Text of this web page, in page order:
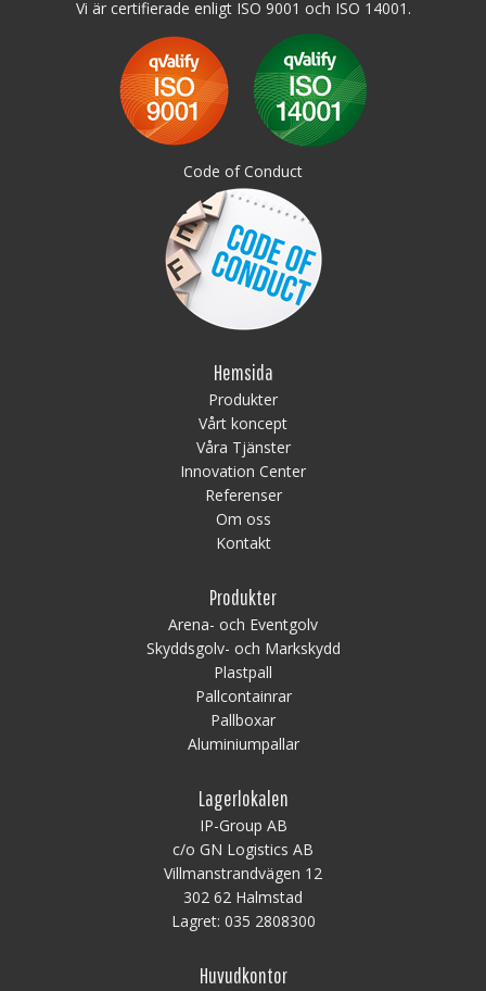
Vi är certifierade enligt ISO 9001 och ISO 14001.
Code of Conduct
Hemsida
Produkter
Vårt koncept
Våra Tjänster
Innovation Center
Referenser
Om oss
Kontakt
Produkter
Arena- och Eventgolv
Skyddsgolv- och Markskydd
Plastpall
Pallcontainrar
Pallboxar
Aluminiumpallar
Lagerlokalen
IP-Group AB
c/o GN Logistics AB
Villmanstrandvägen 12
302 62 Halmstad
Lagret: 035 2808300
Huvudkontor